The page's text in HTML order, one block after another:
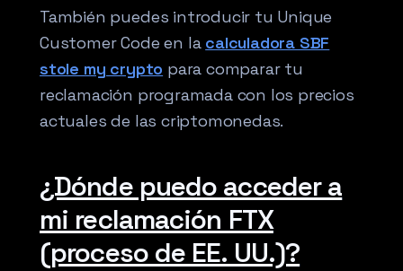
También puedes introducir tu Unique
Customer Code en la calculadora SBF
stole my crypto para comparar tu
reclamación programada con los precios
actuales de las criptomonedas.
¿Dónde puedo acceder a
mi reclamación FTX
(proceso de EE. UU.)?